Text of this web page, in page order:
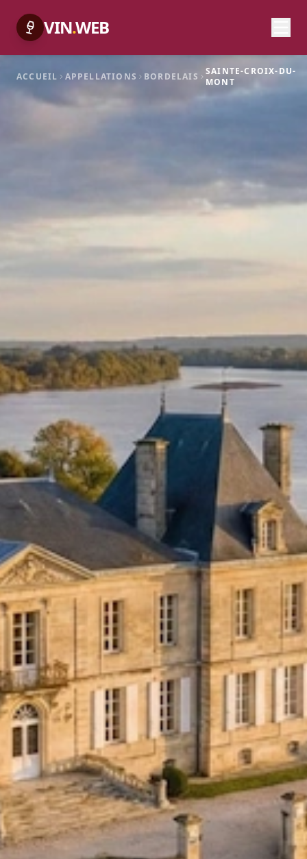
VIN.WEB
ACCUEIL APPELLATIONS BORDELAIS
SAINTE-CROIX-DU-
MONT